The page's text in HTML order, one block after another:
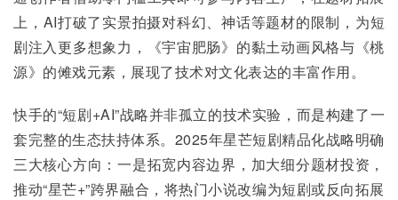
上，AI打破了实景拍摄对科幻、神话等题材的限制，为短
剧注入更多想象力，《宇宙肥肠》的黏土动画风格与《桃
源》的傩戏元素，展现了技术对文化表达的丰富作用。
快手的“短剧+AI”战略并非孤立的技术实验，而是构建了一
套完整的生态扶持体系。2025年星芒短剧精品化战略明确
三大核心方向：一是拓宽内容边界，加大细分题材投资，
推动“星芒+”跨界融合，将热门小说改编为短剧或反向拓展